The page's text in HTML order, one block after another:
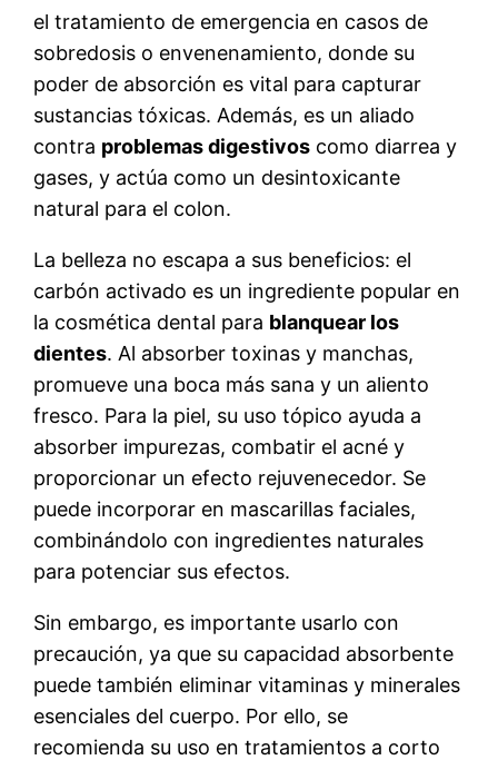
el tratamiento de emergencia en casos de
sobredosis o envenenamiento, donde su
poder de absorción es vital para capturar
sustancias tóxicas. Además, es un aliado
contra problemas digestivos como diarrea y
gases, y actúa como un desintoxicante
natural para el colon.
La belleza no escapa a sus beneficios: el
carbón activado es un ingrediente popular en
la cosmética dental para blanquear los
dientes. Al absorber toxinas y manchas,
promueve una boca más sana y un aliento
fresco. Para la piel, su uso tópico ayuda a
absorber impurezas, combatir el acné y
proporcionar un efecto rejuvenecedor. Se
puede incorporar en mascarillas faciales,
combinándolo con ingredientes naturales
para potenciar sus efectos.
Sin embargo, es importante usarlo con
precaución, ya que su capacidad absorbente
puede también eliminar vitaminas y minerales
esenciales del cuerpo. Por ello, se
recomienda su uso en tratamientos a corto